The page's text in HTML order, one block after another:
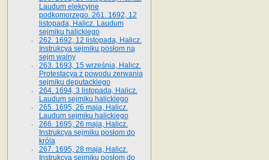
Laudum elekcyjne
podkomorzego. 261. 1692, 12
listopada, Halicz. Laudum
sejmiku halickiego
262. 1692, 12 listopada, Halicz.
Instrukcya sejmiku posłom na
sejm walny
263. 1693, 15 września, Halicz.
Protestacya z powodu zerwania
sejmiku deputackiego
264. 1694, 3 listopada, Halicz.
Laudum sejmiku halickiego
265. 1695, 26 maja, Halicz.
Laudum sejmiku halickiego
266. 1695, 26 maja, Halicz.
Instrukcya sejmiku posłom do
króla
267. 1695, 28 maja, Halicz.
Instrukcya sejmiku posłom do